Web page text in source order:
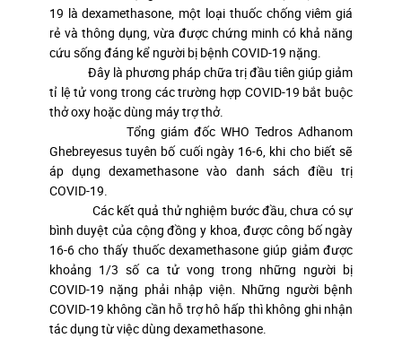
19 là dexamethasone, một loại thuốc chống viêm giá
rẻ và thông dụng, vừa được chứng minh có khả năng
cứu sống đáng kể người bị bệnh COVID-19 nặng.
Đây là phương pháp chữa trị đầu tiên giúp giảm
tỉ lệ tử vong trong các trường hợp COVID-19 bắt buộc
thở oxy hoặc dùng máy trợ thở.
Tổng giám đốc WHO Tedros Adhanom
Ghebreyesus tuyên bố cuối ngày 16-6, khi cho biết sẽ
áp dụng dexamethasone vào danh sách điều trị
COVID-19.
Các kết quả thử nghiệm bước đầu, chưa có sự
bình duyệt của cộng đồng y khoa, được công bố ngày
16-6 cho thấy thuốc dexamethasone giúp giảm được
khoảng 1/3 số ca tử vong trong những người bị
COVID-19 nặng phải nhập viện. Những người bệnh
COVID-19 không cần hỗ trợ hô hấp thì không ghi nhận
tác dụng từ việc dùng dexamethasone.